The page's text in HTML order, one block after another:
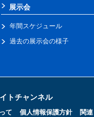
展示会
年間スケジュール
過去の展示会の様子
トチャンネル
て 個人情報保護方針 関